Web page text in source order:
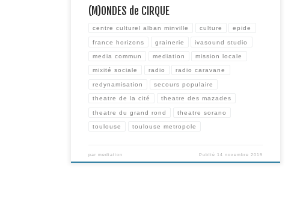
(M)ONDES de CIRQUE
centre culturel alban minville culture epide
france horizons grainerie ivasound studio
media commun mediation mission locale
mixité sociale radio radio caravane
redynamisation secours populaire
theatre de la cité theatre des mazades
theatre du grand rond theatre sorano
toulouse toulouse metropole
par mediation Publié 14 novembre 2019